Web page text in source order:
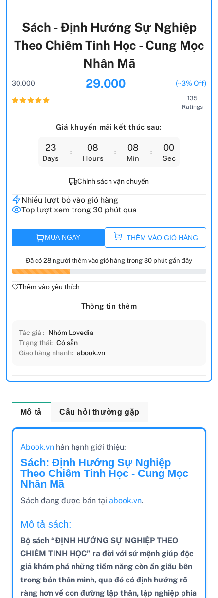
Sách - Định Hướng Sự Nghiệp
Theo Chiêm Tinh Học - Cung Mọc
Nhân Mã
30.000 29.000 (~3% Off)
135
Ratings
Giá khuyến mãi kết thúc sau:
23
Days
08
Hours
07
Min
58
Sec
Chính sách vận chuyển
Nhiều lượt bỏ vào giỏ hàng
Top lượt xem trong 30 phút qua
MUA NGAY THÊM VÀO GIỎ HÀNG
Đã có 28 người thêm vào giỏ hàng trong 30 phút gần đây
Thêm vào yêu thích
Thông tin thêm
Tác giả : Nhóm Lovedia
Trạng thái: Có sẵn
Giao hàng nhanh: abook.vn
Mô tả Câu hỏi thường gặp
Abook.vnhân hạnh giới thiệu:
Sách: Định Hướng Sự Nghiệp
Theo Chiêm Tinh Học - Cung Mọc
Nhân Mã
Sách đang được bán tại abook.vn.
Mô tả sách:
Bộ sách “ĐỊNH HƯỚNG SỰ NGHIỆP THEO
CHIÊM TINH HỌC” ra đời với sứ mệnh giúp độc
giả khám phá những tiềm năng còn ẩn giấu bên
trong bản thân mình, qua đó có định hướng rõ
ràng hơn về con đường lập thân, lập nghiệp phía